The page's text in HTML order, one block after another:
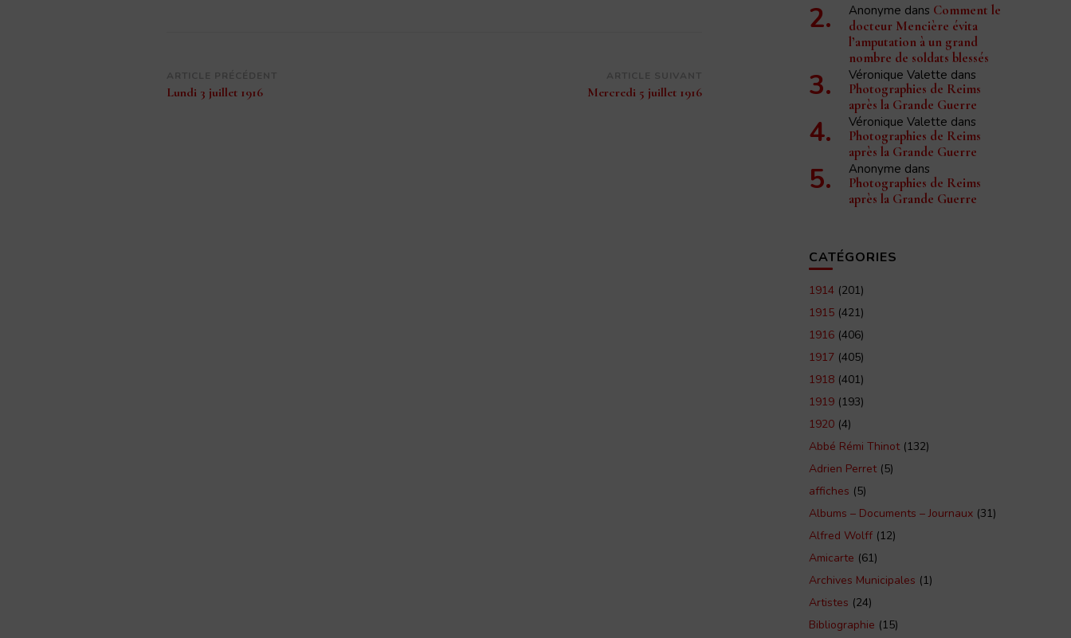
Navigation
d’article
Lundi 3 juillet 1916 Mercredi 5 juillet 1916
Anonyme dans Comment le
docteur Mencière évita
l’amputation à un grand
nombre de soldats blessés
Véronique Valette dans
Photographies de Reims
après la Grande Guerre
Véronique Valette dans
Photographies de Reims
après la Grande Guerre
Anonyme dans
Photographies de Reims
après la Grande Guerre
CATÉGORIES
1914 (201)
1915 (421)
1916 (406)
1917 (405)
1918 (401)
1919 (193)
1920 (4)
Abbé Rémi Thinot(132)
Adrien Perret(5)
affiches (5)
Albums – Documents – Journaux (31)
Alfred Wolff (12)
Amicarte (61)
Archives Municipales (1)
Artistes (24)
Bibliographie (15)